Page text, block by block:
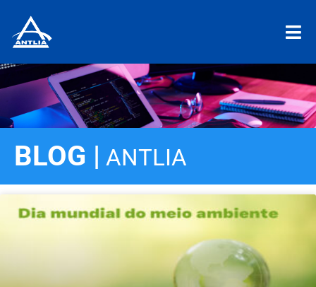
BLOG | ANTLIA